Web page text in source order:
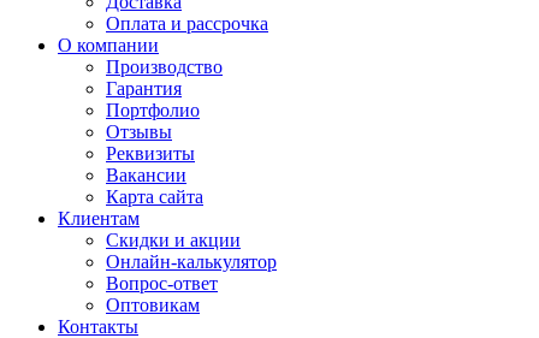
Оплата и рассрочка
О компании
Производство
Гарантия
Портфолио
Отзывы
Реквизиты
Вакансии
Карта сайта
Клиентам
Скидки и акции
Онлайн-калькулятор
Вопрос-ответ
Оптовикам
Контакты